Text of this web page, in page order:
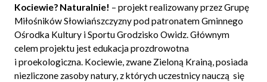
Kociewie? Naturalnie! – projekt realizowany przez Grupę
Miłośników Słowiańszczyzny pod patronatem Gminnego
Ośrodka Kultury i Sportu Grodzisko Owidz. Głównym
celem projektu jest edukacja prozdrowotna
i proekologiczna. Kociewie, zwane Zieloną Krainą, posiada
niezliczone zasoby natury, z których uczestnicy nauczą się